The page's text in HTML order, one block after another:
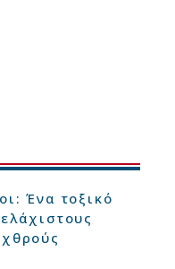
Ένα τοξικό